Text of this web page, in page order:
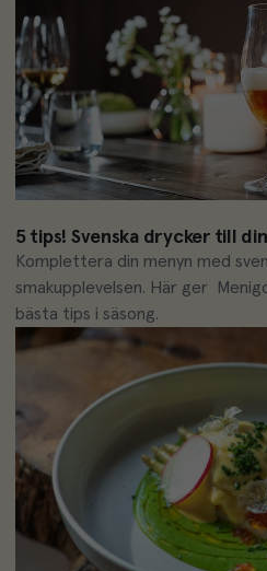
5 tips! Svenska drycker till
Komplettera din menyn med
smakupplevelsen. Här ger
bästa tips i säsong.